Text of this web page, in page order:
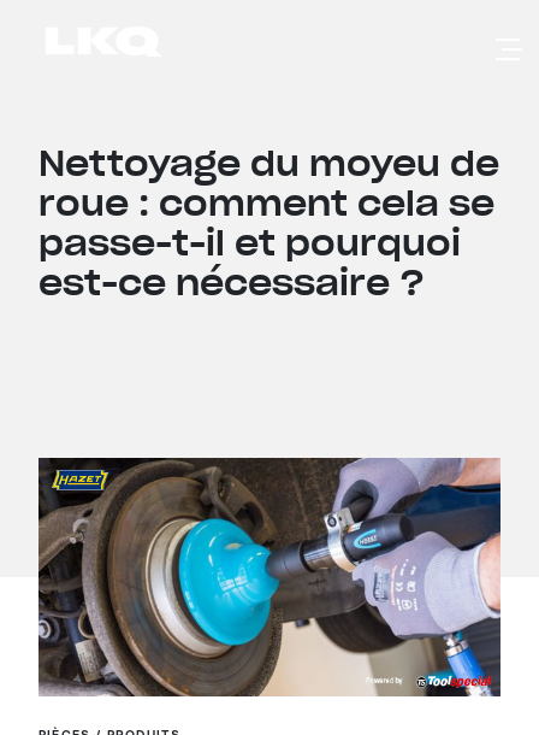
Nettoyage du moyeu de
roue : comment cela se
passe-t-il et pourquoi
est-ce nécessaire ?